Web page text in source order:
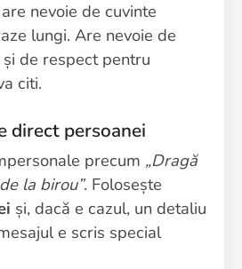
nevoie de cuvinte
lungi. Are nevoie de
și de respect pentru
citi.
direct persoanei
precum „Dragă
la birou”. Folosește
și, dacă e cazul, un detaliu
e scris special